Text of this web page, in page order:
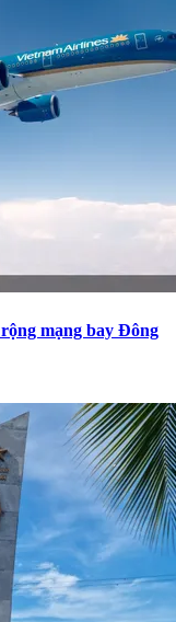
mạng bay Đông